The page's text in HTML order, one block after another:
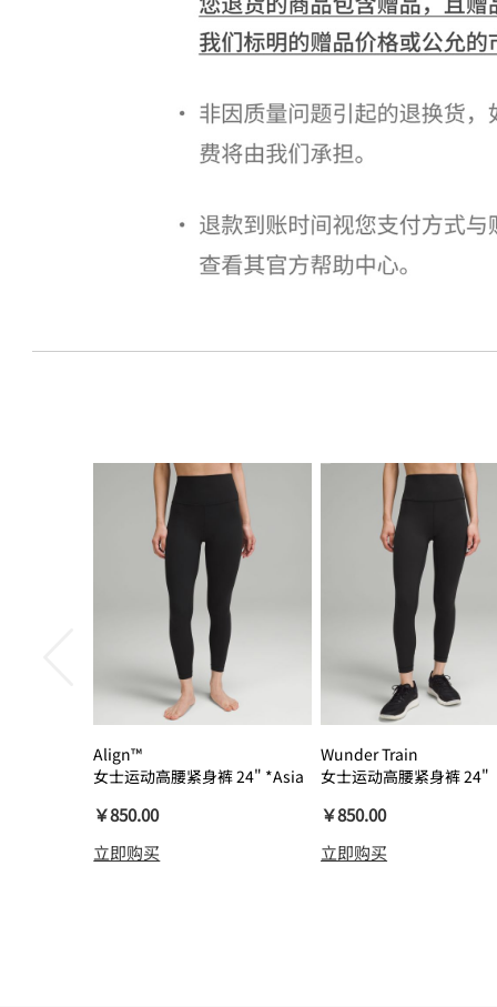
Align™
女士运动高腰紧身裤 24" *Asia
￥850.00
立即购买
Wunder Train
女士运动高腰紧身裤 24"
￥850.00
立即购买